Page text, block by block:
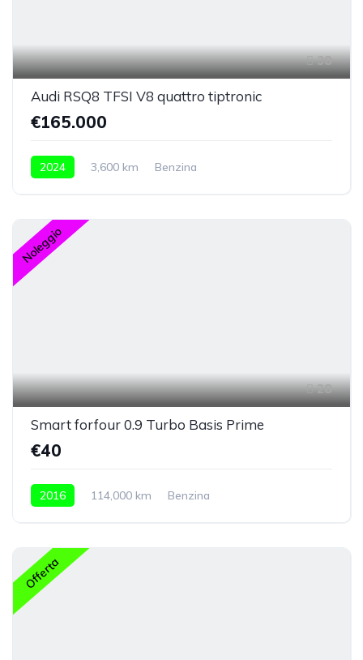
38
Audi RSQ8 TFSI V8 quattro tiptronic
€165.000
2024 3,600 km Benzina
Noleggio
28
Smart forfour 0.9 Turbo Basis Prime
€40
2016 114,000 km Benzina
Offerta